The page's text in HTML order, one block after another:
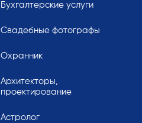
Бухгалтерские услуги
Свадебные фотографы
Охранник
Архитекторы,
проектирование
Астролог